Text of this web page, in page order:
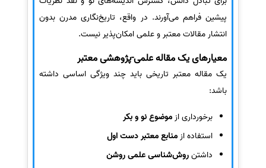
پیشین فراهم می‌آورند. در واقع، تاریخ‌نگاری مدرن بدون
انتشار مقالات معتبر و علمی امکان‌پذیر نیست.
معیارهای یک مقاله علمی-پژوهشی معتبر
یک مقاله معتبر تاریخی باید چند ویژگی اساسی داشته
باشد:
برخورداری ازموضوع نو و بکر
استفاده ازمنابع معتبر دست اول
داشتنروش‌شناسی علمی روشن